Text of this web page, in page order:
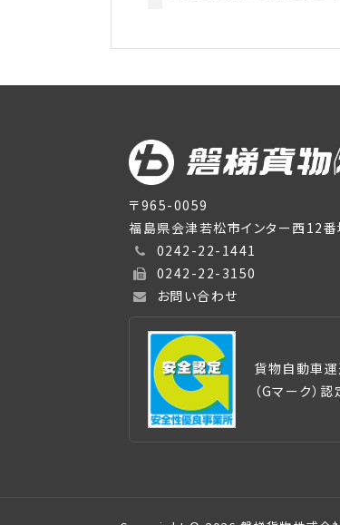
〒965-0059
福島県会津若松市インター西12番
0242-22-1441
0242-22-3150
お問い合わせ
貨物自動車
（Gマーク）